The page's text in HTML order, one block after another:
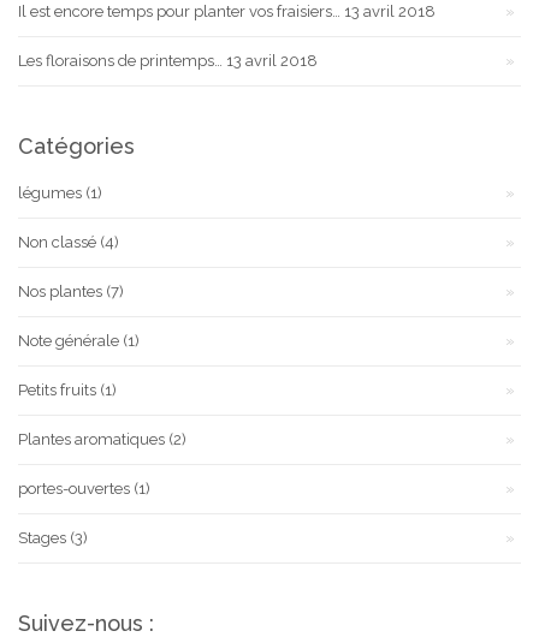
Il est encore temps pour planter vos fraisiers… 13 avril 2018
Les floraisons de printemps… 13 avril 2018
Catégories
légumes (1)
Non classé (4)
Nos plantes (7)
Note générale (1)
Petits fruits (1)
Plantes aromatiques (2)
portes-ouvertes (1)
Stages (3)
Suivez-nous :